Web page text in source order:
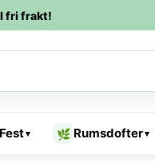
fri frakt!
▾ 🌿 Rumsdofter▾